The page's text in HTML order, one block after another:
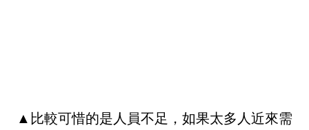
▲比較可惜的是人員不足，如果太多人近來需